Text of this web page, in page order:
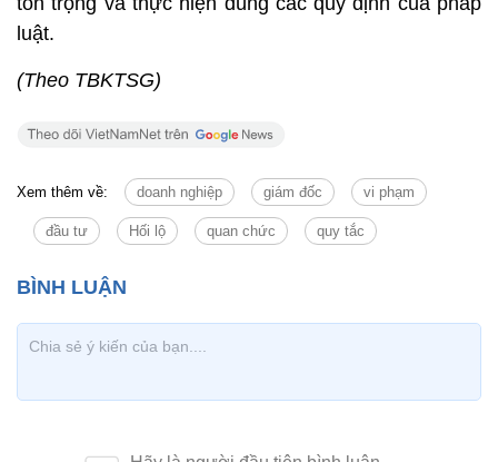
luật.
(Theo TBKTSG)
Xem thêm về: doanh nghiệp giám đốc vi phạm
đầu tư Hối lộ quan chức quy tắc